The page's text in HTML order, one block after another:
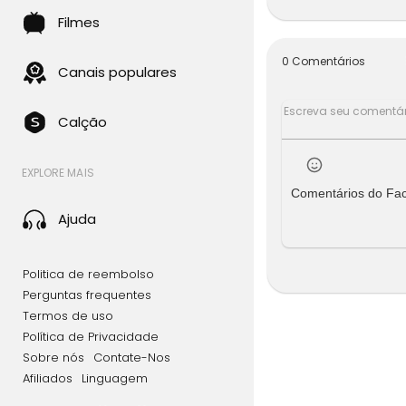
Filmes
Canais populares
Calção
EXPLORE MAIS
Ajuda
Politica de reembolso
Perguntas frequentes
Termos de uso
Política de Privacidade
Sobre nós
Contate-Nos
Afiliados
Linguagem
a
dos.
o na
Esteja
ca. Aqui
s sociais
0 Comentários
Comentários do